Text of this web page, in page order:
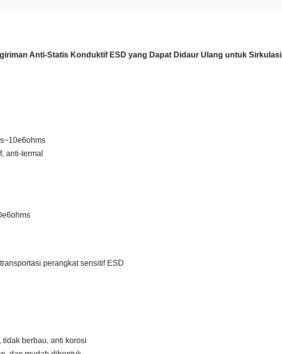
Anti-Statis Konduktif ESD yang Dapat Didaur Ulang untuk Sirkulasi
anti-termal
perangkat sensitif ESD
berbau, anti korosi